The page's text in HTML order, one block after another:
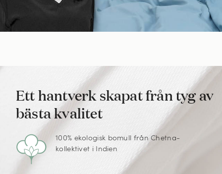
Ett hantverk skapat från tyg av
bästa kvalitet
100% ekologisk bomull från Chetna-
kollektivet i Indien